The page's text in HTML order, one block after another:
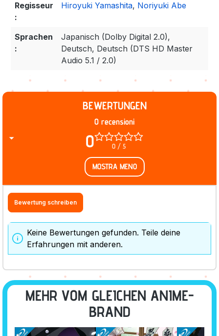
Regisseur
:
Hiroyuki Yamashita, Noriyuki Abe
Sprachen
:
Japanisch (Dolby Digital 2.0),
Deutsch, Deutsch (DTS HD Master
Audio 5.1 / 2.0)
BEWERTUNGEN
0 0 / 5
0 recensioni
MOSTRA MENO
Bewertung schreiben
Keine Bewertungen gefunden. Teile deine
Erfahrungen mit anderen.
MEHR VOM GLEICHEN ANIME-
BRAND